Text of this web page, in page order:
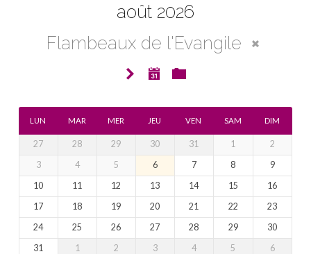
août 2026
Flambeaux de l'Evangile
LUN MAR MER JEU VEN SAM DIM
27 28 29 30 31 1
2
3
4 5 6 7 8
9
10
11 12 13 14 15
16
17
18 19 20 21 22
23
24
25 26 27 28 29
30
31
1 2 3 4 5 6